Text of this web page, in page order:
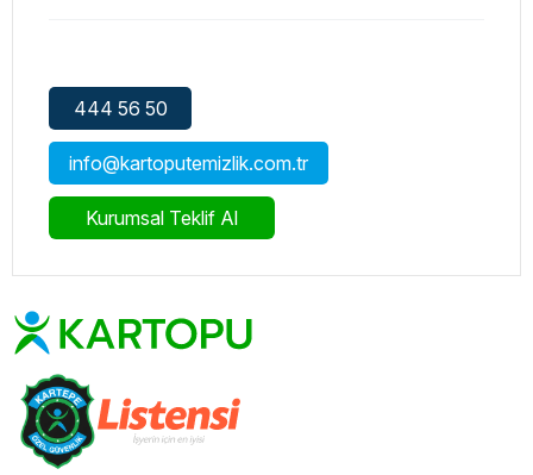
444 56 50
info@kartoputemizlik.com.tr
Kurumsal Teklif Al